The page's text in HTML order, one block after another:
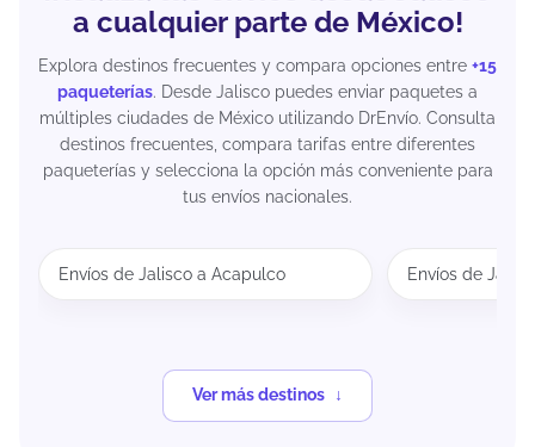
a cualquier parte de México!
Explora destinos frecuentes y compara opciones entre +15
paqueterías. Desde Jalisco puedes enviar paquetes a
múltiples ciudades de México utilizando DrEnvío. Consulta
destinos frecuentes, compara tarifas entre diferentes
paqueterías y selecciona la opción más conveniente para
tus envíos nacionales.
Envíos de Jalisco a Acapulco Envíos de
Ver más destinos